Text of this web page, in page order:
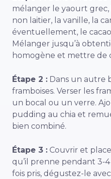
mélanger le yaourt grec,
non laitier, la vanille, la
éventuellement, le
Mélanger jusqu’à
homogène et mettre de
Étape 2 : Dans un autre
framboises. Verser les
un bocal ou un verre.
pudding au chia et
bien combiné.
Étape 3 : Couvrir et
qu’il prenne pendant 3-
fois pris, dégustez-le